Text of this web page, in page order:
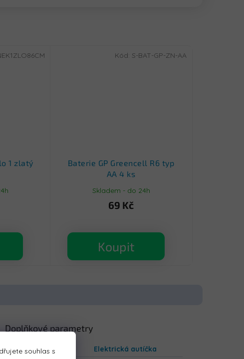
souhlas s
1 zlatý
Baterie GP Greencell R6 typ
AA 4 ks
Skladem - do 24h
69 Kč
Koupit
Kód: S-BAT-GP-ZN-AA
Doplňkové parametry
Kategorie:
Elektrická autíčka